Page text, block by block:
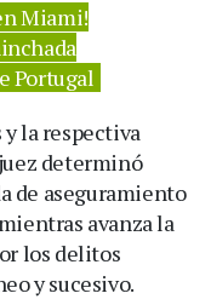
Miami!
Portugal
la respectiva
determinó
de aseguramiento
avanza la
los delitos
y sucesivo.